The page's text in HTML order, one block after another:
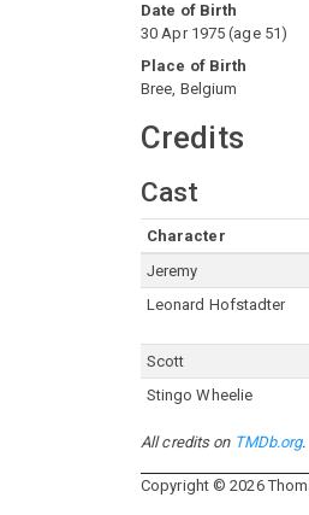
Date of Birth
30 Apr 1975 (age 51)
Place of Birth
Bree, Belgium
Credits
Cast
Character
Jeremy
Leonard Hofstadter
Scott
Stingo Wheelie
All credits on TMDb.org.
Copyright © 2026